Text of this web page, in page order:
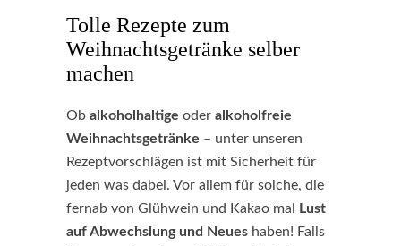
Tolle Rezepte zum
Weihnachtsgetränke selber
machen
Ob alkoholhaltige oder alkoholfreie
Weihnachtsgetränke – unter unseren
Rezeptvorschlägen ist mit Sicherheit für
jeden was dabei. Vor allem für solche, die
fernab von Glühwein und Kakao mal
Lust
auf Abwechslung und Neues haben! Falls